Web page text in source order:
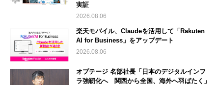
実証
2026.08.06
楽天モバイル、Claudeを活用して「Rakuten
AI for Business」をアップデート
2026.08.06
オプテージ 名部社長「日本のデジタルインフ
ラ強靭化へ 関西から全国、海外へ羽ばたく」